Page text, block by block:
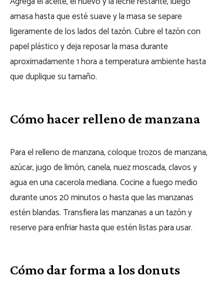
amasa hasta que esté suave y la masa se separe
ligeramente de los lados del tazón. Cubre el tazón con
papel plástico y deja reposar la masa durante
aproximadamente 1 hora a temperatura ambiente hasta
que duplique su tamaño.
Cómo hacer relleno de manzana
Para el relleno de manzana, coloque trozos de manzana,
azúcar, jugo de limón, canela, nuez moscada, clavos y
agua en una cacerola mediana. Cocine a fuego medio
durante unos 20 minutos o hasta que las manzanas
estén blandas. Transfiera las manzanas a un tazón y
reserve para enfriar hasta que estén listas para usar.
Cómo dar forma a los donuts